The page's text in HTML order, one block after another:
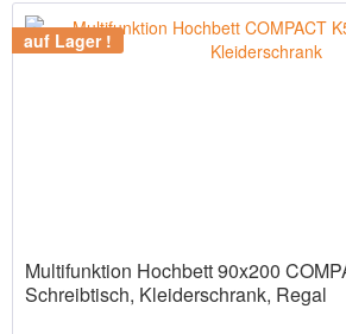
auf Lager !
Multifunktion Hochbett 90x200
Schreibtisch, Kleiderschrank, Regal